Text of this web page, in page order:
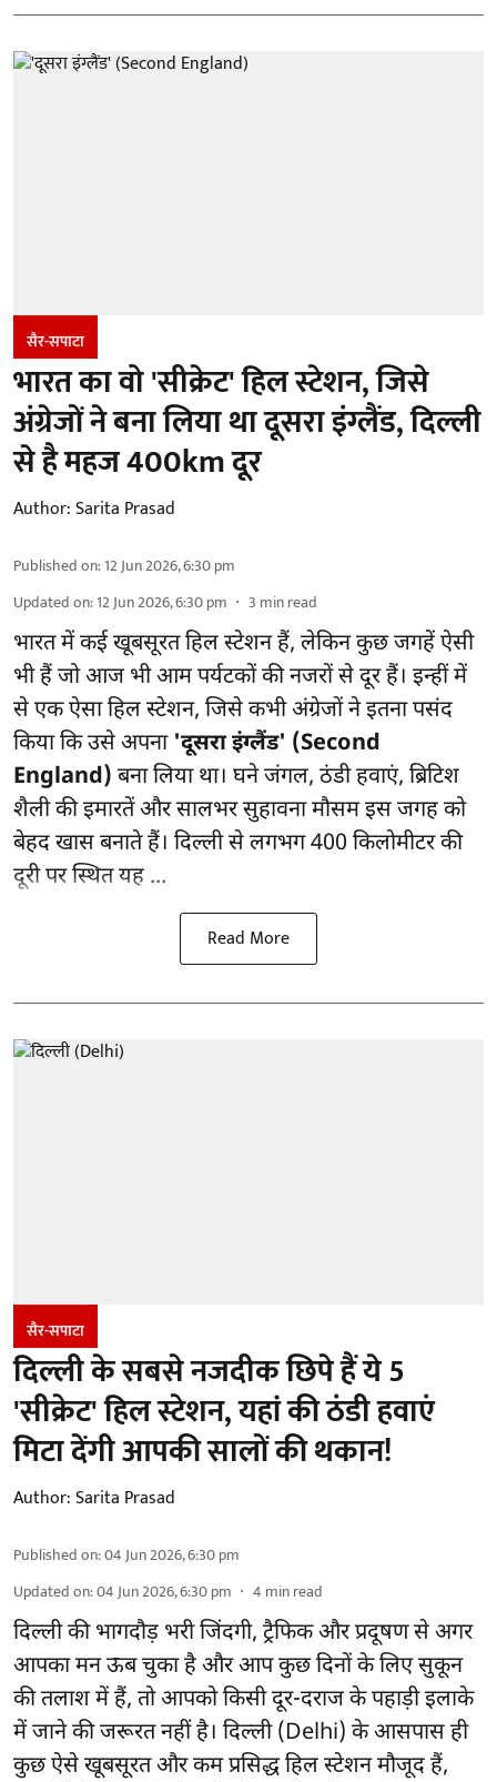
सैर-सपाटा
भारत का वो 'सीक्रेट' हिल स्टेशन, जिसे
अंग्रेजों ने बना लिया था दूसरा इंग्लैंड, दिल्ली
से है महज 400km दूर
Author:Sarita Prasad
Published on:12 Jun 2026, 6:30 pm
Updated on:12 Jun 2026, 6:30 pm 3 min read
भारत में कई खूबसूरत हिल स्टेशन हैं, लेकिन कुछ जगहें ऐसी
भी हैं जो आज भी आम पर्यटकों की नजरों से दूर हैं। इन्हीं में
से एक ऐसा हिल स्टेशन, जिसे कभी अंग्रेजों ने इतना पसंद
किया कि उसे अपना 'दूसरा इंग्लैंड' (Second
England) बना लिया था। घने जंगल, ठंडी हवाएं, ब्रिटिश
शैली की इमारतें और सालभर सुहावना मौसम इस जगह को
बेहद खास बनाते हैं। दिल्ली से लगभग 400 किलोमीटर की
दूरी पर स्थित यह ...
Read More
सैर-सपाटा
दिल्ली के सबसे नजदीक छिपे हैं ये 5
'सीक्रेट' हिल स्टेशन, यहां की ठंडी हवाएं
मिटा देंगी आपकी सालों की थकान!
Author:Sarita Prasad
Published on:04 Jun 2026, 6:30 pm
Updated on:04 Jun 2026, 6:30 pm 4 min read
दिल्ली की भागदौड़ भरी जिंदगी, ट्रैफिक और प्रदूषण से अगर
आपका मन ऊब चुका है और आप कुछ दिनों के लिए सुकून
की तलाश में हैं, तो आपको किसी दूर-दराज के पहाड़ी इलाके
में जाने की जरूरत नहीं है। दिल्ली (Delhi) के आसपास ही
कुछ ऐसे खूबसूरत और कम प्रसिद्ध हिल स्टेशन मौजूद हैं,